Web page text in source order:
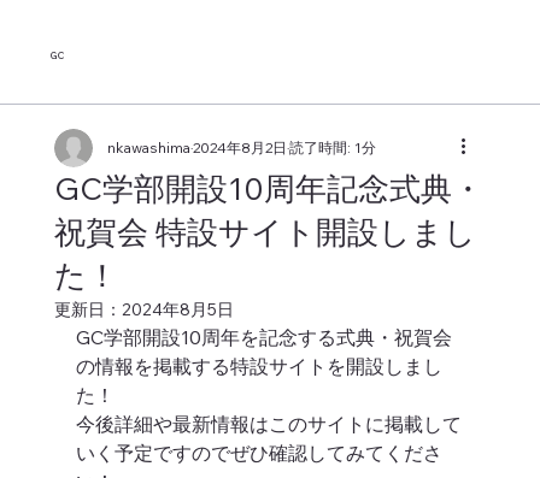
GC
GC学部開設10周年記念式典・
祝賀会 特設サイト開設しまし
た！
nkawashima2024年8月2日 読了時間: 1分
更新日： 2024年8月5日
GC学部開設10周年を記念する式典・祝賀会
の情報を掲載する特設サイトを開設しまし
た！
今後詳細や最新情報はこのサイトに掲載して
いく予定ですのでぜひ確認してみてくださ